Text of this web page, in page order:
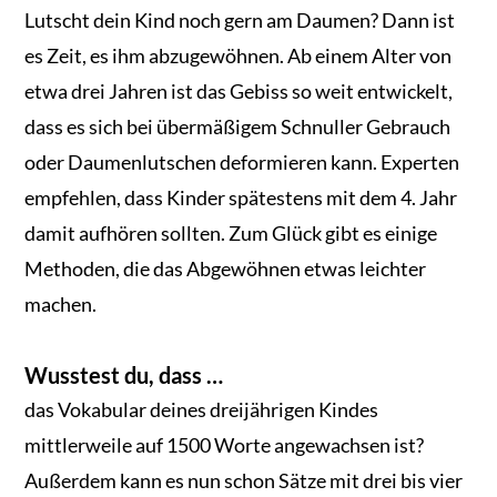
Lutscht dein Kind noch gern am Daumen? Dann ist
es Zeit, es ihm abzugewöhnen. Ab einem Alter von
etwa drei Jahren ist das Gebiss so weit entwickelt,
dass es sich bei übermäßigem Schnuller Gebrauch
oder Daumenlutschen deformieren kann. Experten
empfehlen, dass Kinder spätestens mit dem 4. Jahr
damit aufhören sollten. Zum Glück gibt es einige
Methoden, die das Abgewöhnen etwas leichter
machen.
Wusstest du, dass …
das Vokabular deines dreijährigen Kindes
mittlerweile auf 1500 Worte angewachsen ist?
Außerdem kann es nun schon Sätze mit drei bis vier